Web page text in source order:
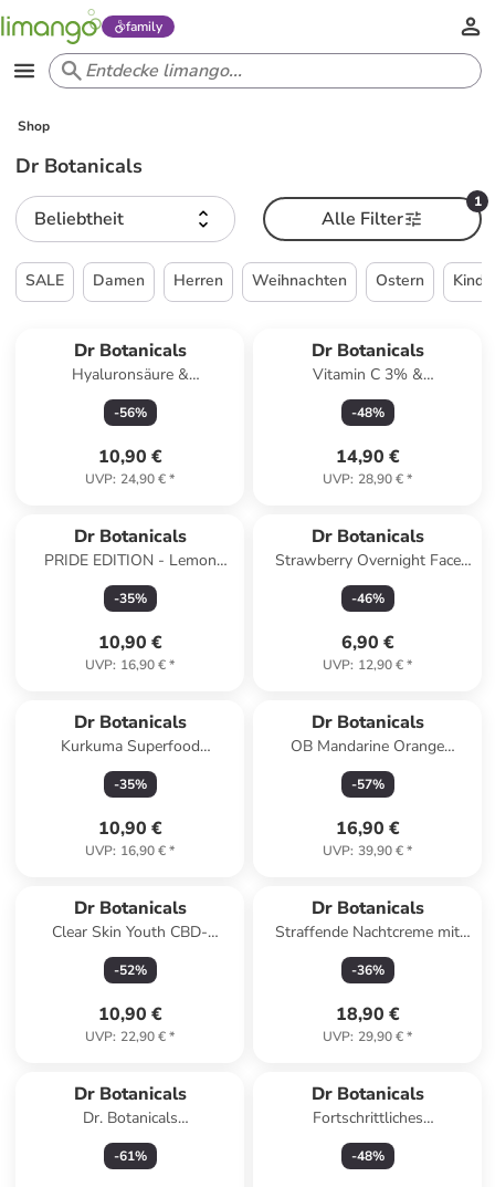
family
Shop
Dr Botanicals
Beliebtheit
1
Alle Filter
SALE Damen Herren Weihnachten Ostern
Dr Botanicals
Hyaluronsäure &
Gluconolacton Maske 60ml
-56%
10,90 €
UVP: 24,90 €*
Dr Botanicals
Vitamin C 3% &
Polyglutaminsäure 1%
Aufhellendes Gesichtsserum
-48%
14,90 €
UVP: 28,90 €*
Dr Botanicals
PRIDE EDITION - Lemon
Superfood all-in-one Rescue
Butter 50ml
-35%
10,90 €
UVP: 16,90 €*
Dr Botanicals
Strawberry Overnight Face
Mask
-46%
6,90 €
UVP: 12,90 €*
Dr Botanicals
Kurkuma Superfood
Wiederherstellende
Behandlungsmaske - 60ml
-35%
10,90 €
UVP: 16,90 €*
Dr Botanicals
OB Mandarine Orange
Erneuerungsspülung 500 ml
-57%
16,90 €
UVP: 39,90 €*
Dr Botanicals
Clear Skin Youth CBD-
Gesichtsöl 15ml
-52%
10,90 €
UVP: 22,90 €*
Dr Botanicals
Straffende Nachtcreme mit
Hyaluron & Retinol
Wirkstoffen 60 ml
-36%
18,90 €
UVP: 29,90 €*
Dr Botanicals
Dr. Botanicals
Schönheitstasche
-61%
Dr Botanicals
Fortschrittliches
Gesichtsserum mit 3 %
Vitamin C &
-48%